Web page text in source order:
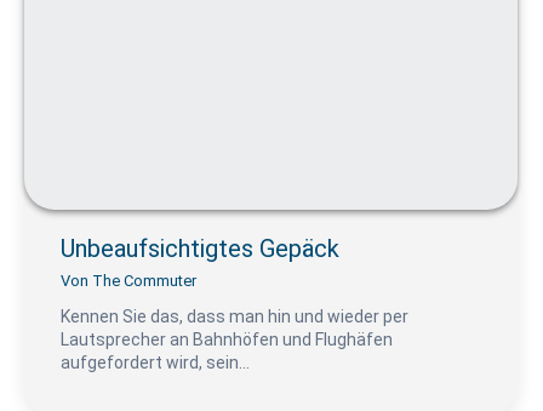
Unbeaufsichtigtes Gepäck
Von The Commuter
Kennen Sie das, dass man hin und wieder per
Lautsprecher an Bahnhöfen und Flughäfen
aufgefordert wird, sein…